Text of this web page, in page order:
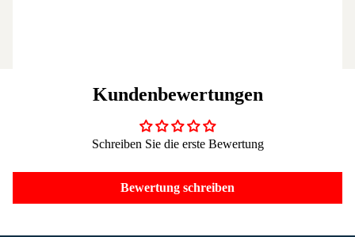
Kundenbewertungen
Schreiben Sie die erste Bewertung
Bewertung schreiben